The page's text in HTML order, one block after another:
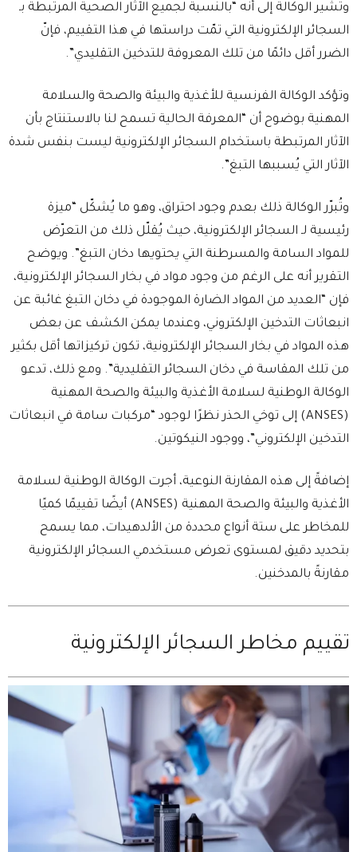
وتُشير الوكالة إلى أنه “بالنسبة لجميع الآثار الصحية المرتبطة بـ
السجائر الإلكترونية التي تمّت دراستها في هذا التقييم، فإنّ
الضرر أقل دائمًا من تلك المعروفة للتدخين التقليدي”.
وتؤكد الوكالة الفرنسية للأغذية والبيئة والصحة والسلامة
المهنية بوضوح أن “المعرفة الحالية تسمح لنا بالاستنتاج بأن
الآثار المرتبطة باستخدام السجائر الإلكترونية ليست بنفس شدة
الآثار التي يُسببها التبغ”.
وتُبرّر الوكالة ذلك بعدم وجود احتراق، وهو ما يُشكّل “ميزة
رئيسية لـ السجائر الإلكترونية، حيث يُقلّل ذلك من التعرّض
للمواد السامة والمسرطنة التي يحتويها دخان التبغ”. ويوضح
التقرير أنه على الرغم من وجود مواد في بخار السجائر الإلكترونية،
فإن “العديد من المواد الضارة الموجودة في دخان التبغ غائبة عن
انبعاثات التدخين الإلكتروني، وعندما يمكن الكشف عن بعض
هذه المواد في بخار السجائر الإلكترونية، تكون تركيزاتها أقل بكثير
من تلك المقاسة في دخان السجائر التقليدية”. ومع ذلك، تدعو
الوكالة الوطنية لسلامة الأغذية والبيئة والصحة المهنية
(ANSES) إلى توخي الحذر نظرًا لوجود “مركبات سامة في انبعاثات
التدخين الإلكتروني”، ووجود النيكوتين.
إضافةً إلى هذه المقارنة النوعية، أجرت الوكالة الوطنية لسلامة
الأغذية والبيئة والصحة المهنية (ANSES) أيضًا تقييمًا كميًا
للمخاطر على ستة أنواع محددة من الألدهيدات، مما يسمح
بتحديد دقيق لمستوى تعرض مستخدمي السجائر الإلكترونية
مقارنةً بالمدخنين.
تقييم مخاطر السجائر الإلكترونية